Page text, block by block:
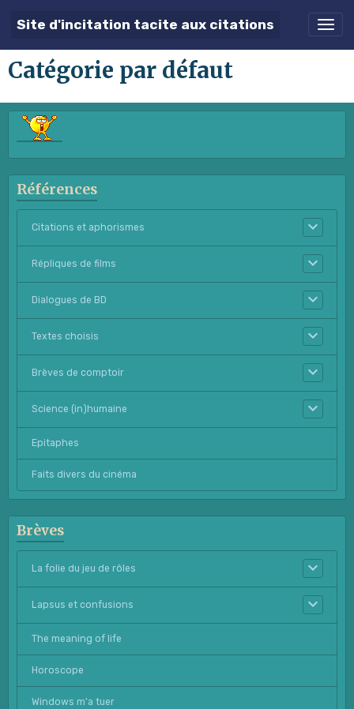
Site d'incitation tacite aux citations
Catégorie par défaut
Références
Citations et aphorismes
Répliques de films
Dialogues de BD
Textes choisis
Brèves de comptoir
Science (in)humaine
Epitaphes
Faits divers du cinéma
Brèves
La folie du jeu de rôles
Lapsus et confusions
The meaning of life
Horoscope
Windows m'a tuer